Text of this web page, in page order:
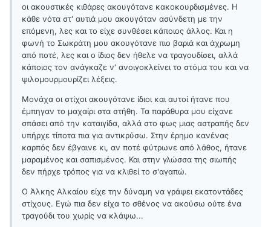
οι ακουστικές κιθάρες ακουγότανε κακοκουρδισμένες. Η
κάθε νότα στ' αυτιά μου ακουγόταν ασύνδετη με την
επόμενη, λες και το είχε συνθέσει κάποιος άλλος. Και η
φωνή το Σωκράτη μου ακουγότανε πιο βαριά και άχρωμη
από ποτέ, λες και ο ίδιος δεν ήθελε να τραγουδίσει, αλλά
κάποιος τον ανάγκαζε ν' ανοιγοκλείνει το στόμα του και να
ψιλομουρμουρίζει λέξεις.
Μονάχα οι στίχοι ακουγότανε ίδιοι και αυτοί ήτανε που
έμπηγαν το μαχαίρι στα στήθη. Τα παράθυρα μου είχανε
σπάσει από την καταιγίδα, αλλά στο φως μιας αστραπής δεν
υπήρχε τίποτα πια για αντικρύσω. Στην έρημο κανένας
καρπός δεν έβγαινε κι, αν ποτέ φύτρωνε από λάθος, ήτανε
μαραμένος και σαπισμένος. Και στην γλώσσα της σιωπής
δεν πήρχε τρόπος για να κλιθεί το σ'αγαπώ.
Ο Άλκης Αλκαίου είχε την δύναμη να γράψει εκατοντάδες
στίχους. Εγώ πια δεν είχα το σθένος να ακούσω ούτε ένα
τραγούδι του χωρίς να κλάψω...